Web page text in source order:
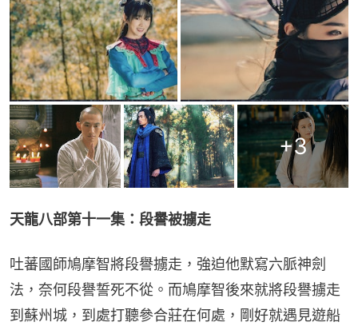
+3
天龍八部第十一集：段譽被擄走
吐蕃國師鳩摩智將段譽擄走，強迫他默寫六脈神劍
法，奈何段譽誓死不從。而鳩摩智後來就將段譽擄走
到蘇州城，到處打聽參合莊在何處，剛好就遇見遊船